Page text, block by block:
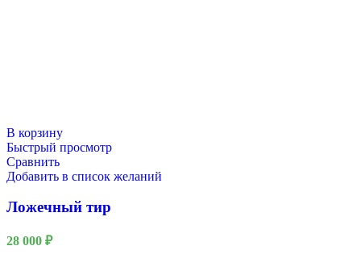
В корзину
Быстрый просмотр
Сравнить
Добавить в список желаний
Ложечный тир
28 000 ₽